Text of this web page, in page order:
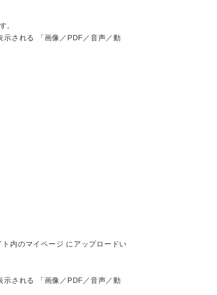
。
される 「画像／PDF／音声／動
内のマイページ にアップロードい
される 「画像／PDF／音声／動